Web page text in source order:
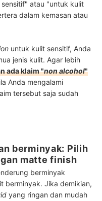
atau "untuk kulit
dalam kemasan atau
untuk kulit sensitif, Anda
jenis kulit. Agar lebih
ada klaim "non alcohol"
Anda mengalami
tersebut saja sudah
berminyak: Pilih
matte finish
berminyak
berminyak. Jika demikian,
yang ringan dan mudah